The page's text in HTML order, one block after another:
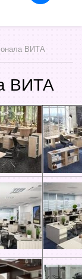
ВИТА
ВИТА